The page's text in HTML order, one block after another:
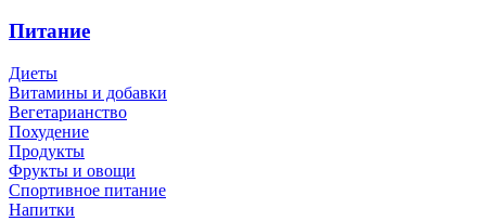
Питание
Диеты
Витамины и добавки
Вегетарианство
Похудение
Продукты
Фрукты и овощи
Спортивное питание
Напитки